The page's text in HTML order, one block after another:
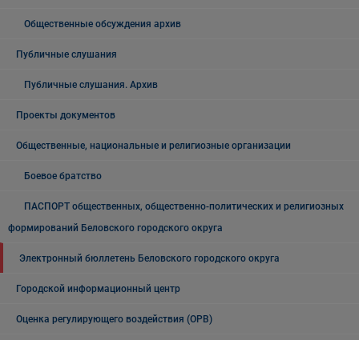
Общественные обсуждения архив
Публичные слушания
Публичные слушания. Архив
Проекты документов
Общественные, национальные и религиозные организации
Боевое братство
ПАСПОРТ общественных, общественно-политических и религиозных
формирований Беловского городского округа
Электронный бюллетень Беловского городского округа
Городской информационный центр
Оценка регулирующего воздействия (ОРВ)